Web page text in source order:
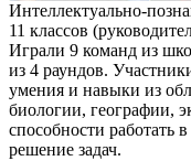
Интеллектуально-
11 классов
Играли 9 команд из
из 4 раундов.
умения и навыки из
биологии, географии,
способности работать
решение задач.